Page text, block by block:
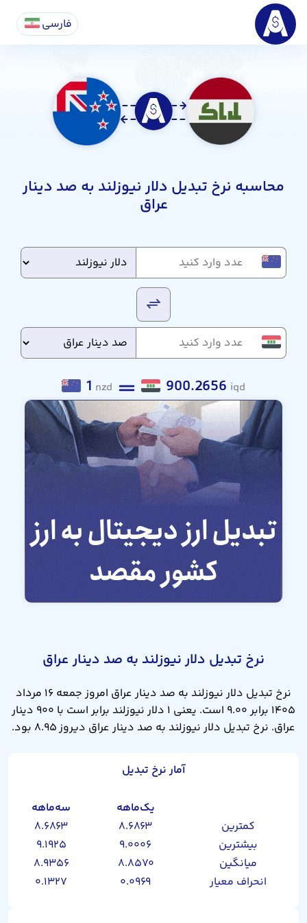
فارسی
محاسبه نرخ تبدیل دلار نیوزلند به صد دینار
عراق
1 nzd 900.2656 iqd
نرخ تبدیل دلار نیوزلند به صد دینار عراق
نرخ تبدیل دلار نیوزلند به صد دینار عراق امروز جمعه ۱۶ مرداد
۱۴۰۵ برابر ۹.۰۰ است. یعنی ۱ دلار نیوزلند برابر است با ۹۰۰ دینار
عراق. نرخ تبدیل دلار نیوزلند به صد دینار عراق دیروز ۸.۹۵ بود.
آمار نرخ تبدیل
یک‌ماهه
سه‌ماهه
کمترین
۸.۶۸۶۳
۸.۶۸۶۳
بیشترین
۹.۰۰۰۶
۹.۱۹۲۵
میانگین
۸.۸۵۷۰
۸.۹۳۵۶
انحراف معیار
۰.۰۹۶۹ ۰.۱۳۲۷